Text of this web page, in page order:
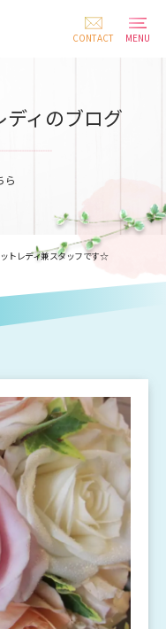
CONTACT
MENU
ィのブログ
ら
トレディ兼スタッフです☆